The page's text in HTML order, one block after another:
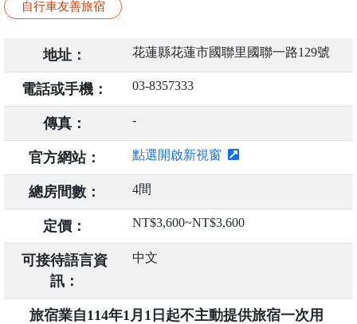
自行車友善旅宿
地址： 花蓮縣花蓮市國聯里國聯一路129號
電話或手機： 03-8357333
傳真： -
官方網站： 點選開啟新視窗
總房間數： 4間
定價： NT$3,600~NT$3,600
可接待語言資
訊：
中文
旅宿業自114年1月1日起不主動提供旅宿一次用